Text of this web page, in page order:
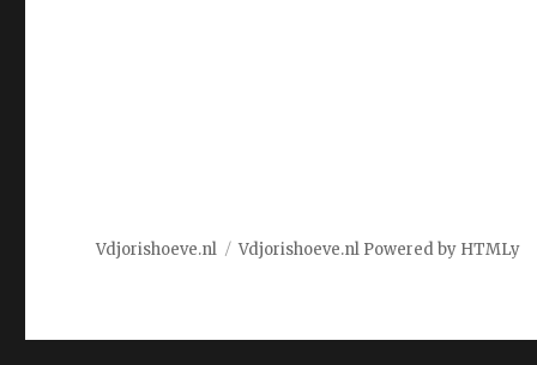
Vdjorishoeve.nl Vdjorishoeve.nl Powered by HTMLy